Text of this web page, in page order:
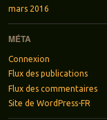
mars 2016
MÉTA
Connexion
Flux des publications
Flux des commentaires
Site de WordPress-FR